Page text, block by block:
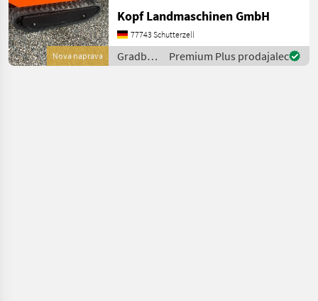
Nova naprava
Mini Dumper Baujahr 2021
Manufaktur: Plus Power
Modell: D50HB Engine: B+S
Net weight: 255,
Kopf Landmaschinen GmbH
77743 Schutterzell
Gradbeni
stroji /
Premium Plus prodajalec